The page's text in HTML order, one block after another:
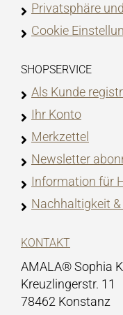
Privatsphäre
Cookie
SHOPSERVICE
Als Kunde
Ihr Konto
Merkzettel
Newsletter
Information für
Nachhaltigkeit
KONTAKT
AMALA® Sophia
Kreuzlingerstr. 11
78462 Konstanz